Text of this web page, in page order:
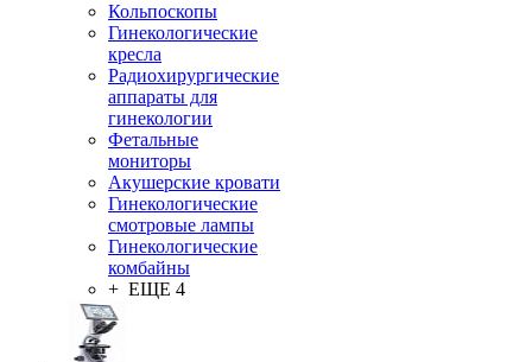
Кольпоскопы
Гинекологические
кресла
Радиохирургические
аппараты для
гинекологии
Фетальные
мониторы
Акушерские кровати
Гинекологические
смотровые лампы
Гинекологические
комбайны
+ ЕЩЕ 4